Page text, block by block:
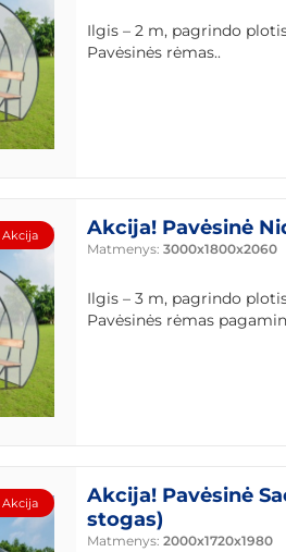
Ilgis – 2 m, pagrindo
Pavėsinės rėmas..
Akcija Akcija! Pavėsinė
Matmenys: 3000x1800x2060
Ilgis – 3 m, pagrindo
Pavėsinės rėmas
Akcija
Akcija! Pavėsinė
stogas)
Matmenys: 2000x1720x1980